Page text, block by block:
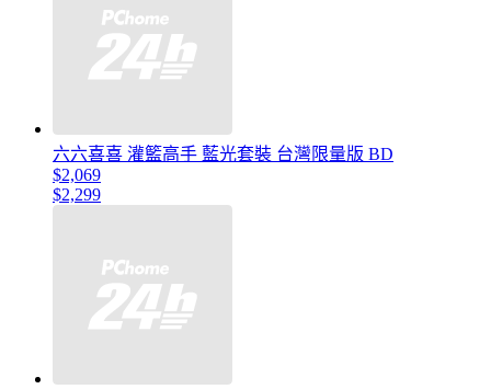
六六喜喜 灌籃高手 藍光套裝 台灣限量版 BD
$2,069
$2,299